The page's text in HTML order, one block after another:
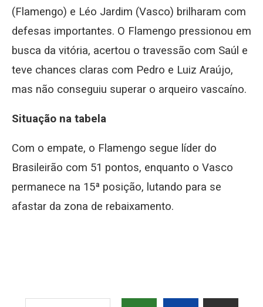
(Flamengo) e Léo Jardim (Vasco) brilharam com
defesas importantes. O Flamengo pressionou em
busca da vitória, acertou o travessão com Saúl e
teve chances claras com Pedro e Luiz Araújo,
mas não conseguiu superar o arqueiro vascaíno.
Situação na tabela
Com o empate, o Flamengo segue líder do
Brasileirão com 51 pontos, enquanto o Vasco
permanece na 15ª posição, lutando para se
afastar da zona de rebaixamento.